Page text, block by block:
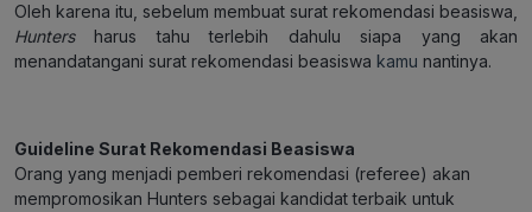
Oleh karena itu, sebelum membuat surat rekomendasi beasiswa,
Hunters harus tahu terlebih dahulu siapa yang akan
menandatangani surat rekomendasi beasiswa kamu nantinya.
Guideline Surat Rekomendasi Beasiswa
Orang yang menjadi pemberi rekomendasi (referee) akan
mempromosikan Hunters sebagai kandidat terbaik untuk